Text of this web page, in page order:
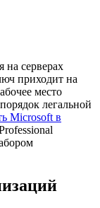
на серверах
приходит на
место
легальной
Microsoft в